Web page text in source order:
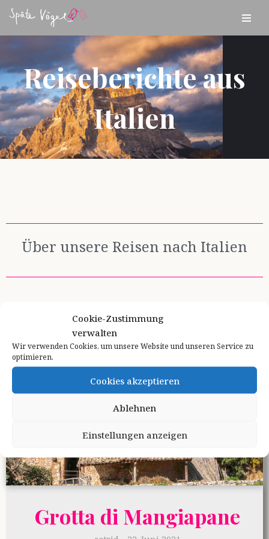
Cookie-Zustimmung
verwalten
Wir verwenden Cookies, um unsere Website und unseren Service zu
optimieren.
Cookies akzeptieren
Ablehnen
Einstellungen anzeigen
Zum
Reiseberichte aus
Italien
Über unsere Reisen nach Italien
Grotta di Mangiapane